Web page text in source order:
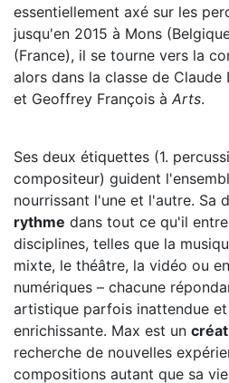
essentiellement axé sur les
jusqu'en 2015 à Mons
(France), il se tourne vers la
alors dans la classe de
et Geoffrey François à Arts.
Ses deux étiquettes (1.
compositeur) guident
nourrissant l'une et l'autre. Sa
rythme dans tout ce qu'il
disciplines, telles que la
mixte, le théâtre, la vidéo ou
numériques – chacune
artistique parfois inattendue
enrichissante. Max est un
recherche de nouvelles
compositions autant que sa